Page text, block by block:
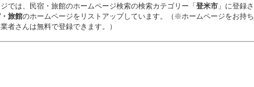
では、民宿・旅館のホームページ検索の検索カテゴリー「 登米市 」に登録さ
旅館のホームページをリストアップしています。（※ホームページをお持ち
者さんは無料で登録できます。）